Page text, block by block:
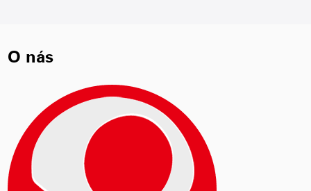
Alarm, když se materiál bude
aplikovat na výslovný výnos pro
poplach, alarm v reálném čase, když
měření nedosáhne výzvy pro alarm
nastavené hodnoty, dokud nebude
O nás